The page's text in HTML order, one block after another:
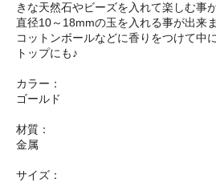
きな天然石やビーズを入れて楽しむ事
直径10～18mmの玉を入れる事が出来ま
コットンボールなどに香りをつけて中
トップにも♪
カラー：
ゴールド
材質：
金属
サイズ：